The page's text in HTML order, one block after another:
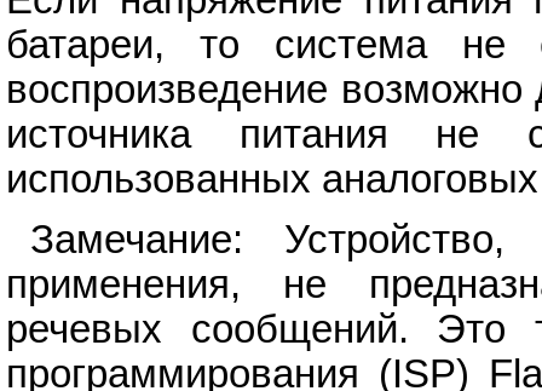
батареи, то система не
воспроизведение
источника питания не
использованных
Замечание:
применения, не
речевых сообщений. Это
программирования (ISP)